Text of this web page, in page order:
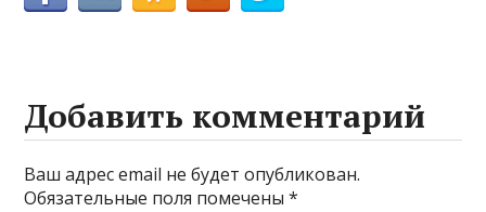
Добавить комментарий
Ваш адрес email не будет опубликован.
Обязательные поля помечены*